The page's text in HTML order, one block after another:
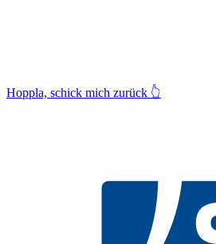
Hoppla, schick mich zurück 👆